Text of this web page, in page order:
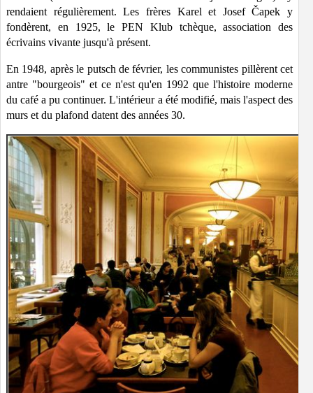
rendaient régulièrement. Les frères Karel et Josef Čapek y
fondèrent, en 1925, le PEN Klub tchèque, association des
écrivains vivante jusqu'à présent.
En 1948, après le putsch de février, les communistes pillèrent cet
antre "bourgeois" et ce n'est qu'en 1992 que l'histoire moderne
du café a pu continuer. L'intérieur a été modifié, mais l'aspect des
murs et du plafond datent des années 30.